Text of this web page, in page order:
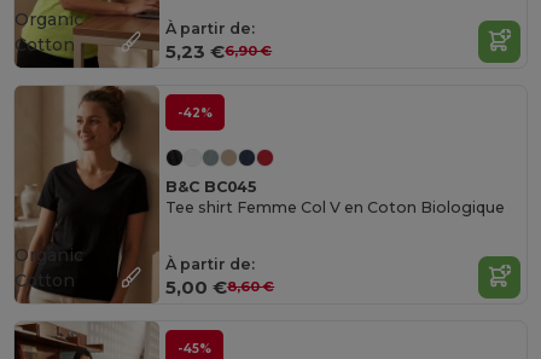
À partir de:
5,23 €6,90 €
Organic
Cotton
-42%
B&C BC045
Tee shirt Femme Col V en Coton Biologique
À partir de:
5,00 €8,60 €
Organic
Cotton
-45%